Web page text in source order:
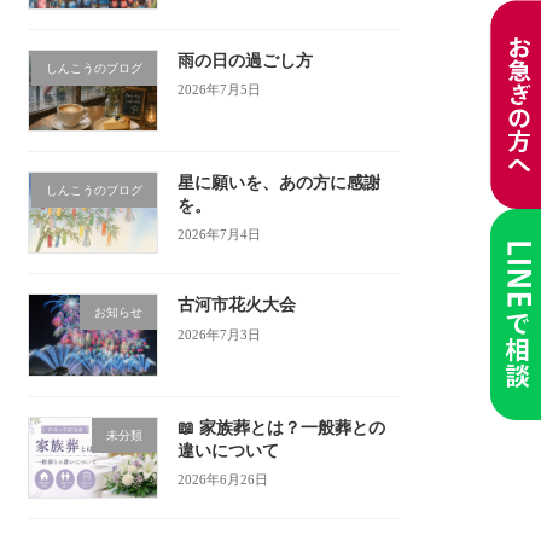
しんこうのブログ 雨の日の過ごし方
2026年7月5日
しんこうのブログ
星に願いを、あの方に感謝
を。
2026年7月4日
お知らせ 古河市花火大会
2026年7月3日
未分類
📖 家族葬とは？一般葬との
違いについて
2026年6月26日